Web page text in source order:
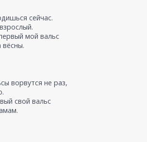
сейчас.
мой вальс
вёсны.
ворвутся не раз,
свой вальс